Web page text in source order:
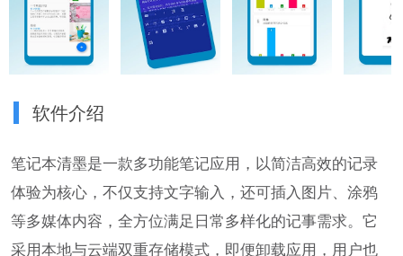
软件介绍
笔记本清墨是一款多功能笔记应用，以简洁高效的记录
体验为核心，不仅支持文字输入，还可插入图片、涂鸦
等多媒体内容，全方位满足日常多样化的记事需求。它
采用本地与云端双重存储模式，即便卸载应用，用户也